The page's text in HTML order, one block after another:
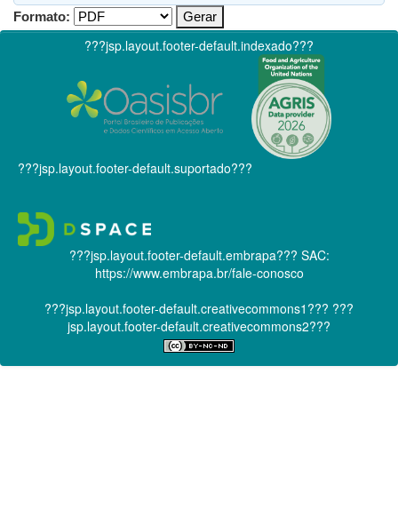
Formato:
???jsp.layout.footer-default.indexado???
???jsp.layout.footer-default.suportado???
???jsp.layout.footer-default.embrapa??? SAC:
https://www.embrapa.br/fale-conosco
???jsp.layout.footer-default.creativecommons1??? ???
jsp.layout.footer-default.creativecommons2???